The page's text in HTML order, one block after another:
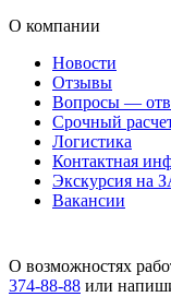
О компании
Новости
Отзывы
Вопросы —
Срочный
Логистика
Контактная
Экскурсия на
Вакансии
О возможностях
374-88-88 или